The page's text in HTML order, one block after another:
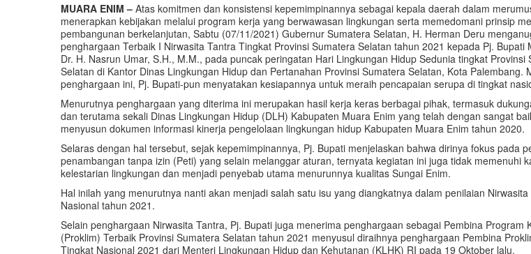
MUARA ENIM – Atas komitmen dan konsistensi kepemimpinannya sebagai kepala daerah dalam
menerapkan kebijakan melalui program kerja yang berwawasan lingkungan serta memedomani prinsip
pembangunan berkelanjutan, Sabtu (07/11/2021) Gubernur Sumatera Selatan, H. Herman Deru
penghargaan Terbaik I Nirwasita Tantra Tingkat Provinsi Sumatera Selatan tahun 2021 kepada Pj. Bupati
Dr. H. Nasrun Umar, S.H., M.M., pada puncak peringatan Hari Lingkungan Hidup Sedunia tingkat Provinsi
Selatan di Kantor Dinas Lingkungan Hidup dan Pertanahan Provinsi Sumatera Selatan, Kota Palembang.
penghargaan ini, Pj. Bupati-pun menyatakan kesiapannya untuk meraih pencapaian serupa di tingkat
Menurutnya penghargaan yang diterima ini merupakan hasil kerja keras berbagai pihak, termasuk
dan terutama sekali Dinas Lingkungan Hidup (DLH) Kabupaten Muara Enim yang telah dengan sangat
menyusun dokumen informasi kinerja pengelolaan lingkungan hidup Kabupaten Muara Enim tahun 2020.
Selaras dengan hal tersebut, sejak kepemimpinannya, Pj. Bupati menjelaskan bahwa dirinya fokus pada
penambangan tanpa izin (Peti) yang selain melanggar aturan, ternyata kegiatan ini juga tidak memenuhi
kelestarian lingkungan dan menjadi penyebab utama menurunnya kualitas Sungai Enim.
Hal inilah yang menurutnya nanti akan menjadi salah satu isu yang diangkatnya dalam penilaian
Nasional tahun 2021.
Selain penghargaan Nirwasita Tantra, Pj. Bupati juga menerima penghargaan sebagai Pembina Program
(Proklim) Terbaik Provinsi Sumatera Selatan tahun 2021 menyusul diraihnya penghargaan Pembina
Tingkat Nasional 2021 dari Menteri Lingkungan Hidup dan Kehutanan (KLHK) RI pada 19 Oktober lalu.